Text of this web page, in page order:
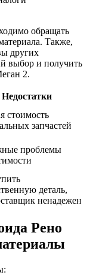
обращать
Также,
других
выбор и получить
2.
Недостатки
стоимость
запчастей
проблемы
деталь,
ненадежен
Рено